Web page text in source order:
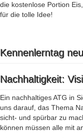
die kostenlose Portion
für die tolle Idee!
Kennenlerntag
Nachhaltigkeit:
Ein nachhaltiges ATG in
uns darauf, das Thema
sicht- und spürbar zu
können müssen alle mit